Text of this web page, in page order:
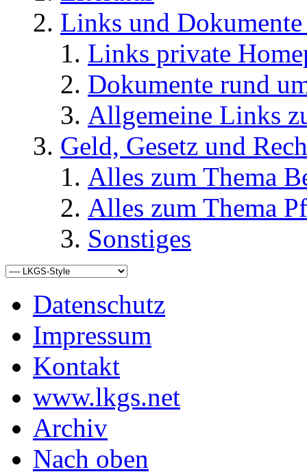
Links und
Links private
Dokumente rund
Allgemeine Links
Geld, Gesetz und
Alles zum Thema
Alles zum Thema
Sonstiges
Datenschutz
Impressum
Kontakt
www.lkgs.net
Archiv
Nach oben